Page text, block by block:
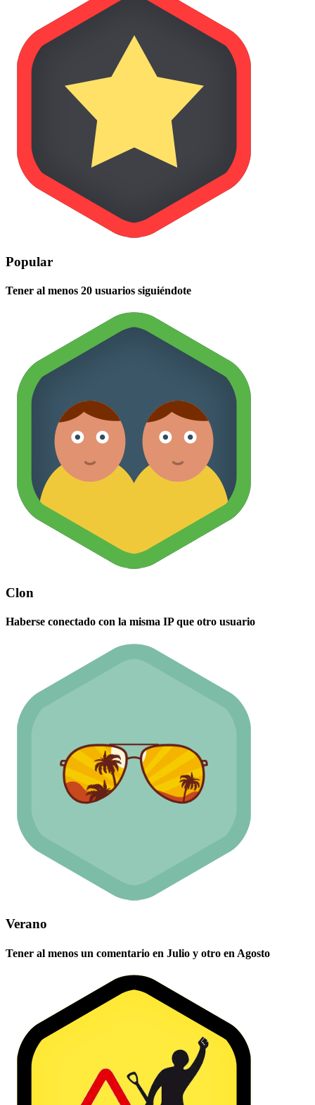
Popular
Tener al menos 20 usuarios siguiéndote
Clon
Haberse conectado con la misma IP que otro usuario
Verano
Tener al menos un comentario en Julio y otro en Agosto